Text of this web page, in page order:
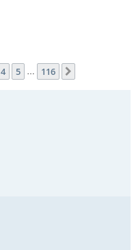
4 5 … 116